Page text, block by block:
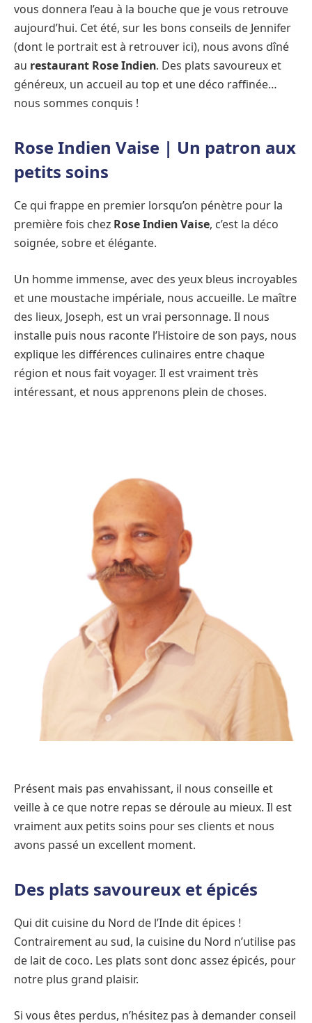
vous donnera l’eau à la bouche que je vous retrouve
aujourd’hui. Cet été, sur les bons conseils de Jennifer
(dont le portrait est à retrouver ici), nous avons dîné
au restaurant Rose Indien. Des plats savoureux et
généreux, un accueil au top et une déco raffinée…
nous sommes conquis !
Rose Indien Vaise | Un patron aux
petits soins
Ce qui frappe en premier lorsqu’on pénètre pour la
première fois chez Rose Indien Vaise, c’est la déco
soignée, sobre et élégante.
Un homme immense, avec des yeux bleus incroyables
et une moustache impériale, nous accueille. Le maître
des lieux, Joseph, est un vrai personnage. Il nous
installe puis nous raconte l’Histoire de son pays, nous
explique les différences culinaires entre chaque
région et nous fait voyager. Il est vraiment très
intéressant, et nous apprenons plein de choses.
Présent mais pas envahissant, il nous conseille et
veille à ce que notre repas se déroule au mieux. Il est
vraiment aux petits soins pour ses clients et nous
avons passé un excellent moment.
Des plats savoureux et épicés
Qui dit cuisine du Nord de l’Inde dit épices !
Contrairement au sud, la cuisine du Nord n’utilise pas
de lait de coco. Les plats sont donc assez épicés, pour
notre plus grand plaisir.
Si vous êtes perdus, n’hésitez pas à demander conseil